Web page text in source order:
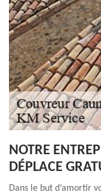
NOTRE
DÉPLACE
Dans le but d’amortir